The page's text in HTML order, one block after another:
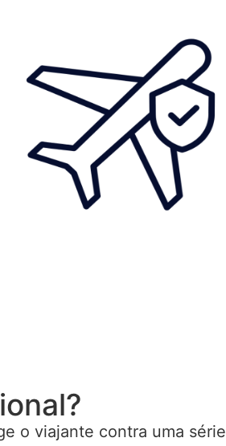
o viajante contra uma série